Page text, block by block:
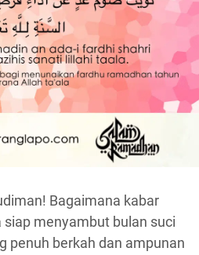
Bagaimana kabar
siap menyambut bulan suci
penuh berkah dan ampunan